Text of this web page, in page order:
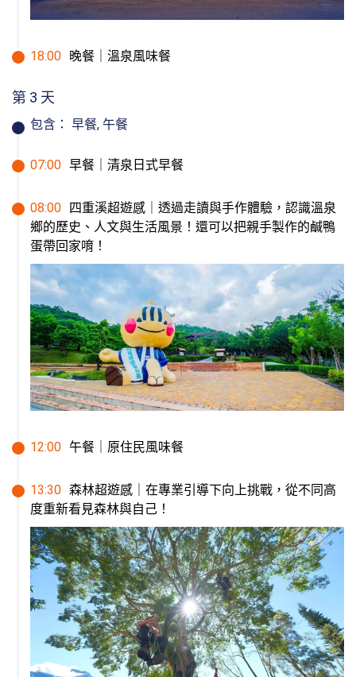
18:00 晚餐｜溫泉風味餐
第 3 天
包含： 早餐, 午餐
07:00 早餐｜清泉日式早餐
08:00 四重溪超遊感｜透過走讀與手作體驗，認識溫泉
鄉的歷史、人文與生活風景！還可以把親手製作的鹹鴨
蛋帶回家唷！
12:00 午餐｜原住民風味餐
13:30 森林超遊感｜在專業引導下向上挑戰，從不同高
度重新看見森林與自己！